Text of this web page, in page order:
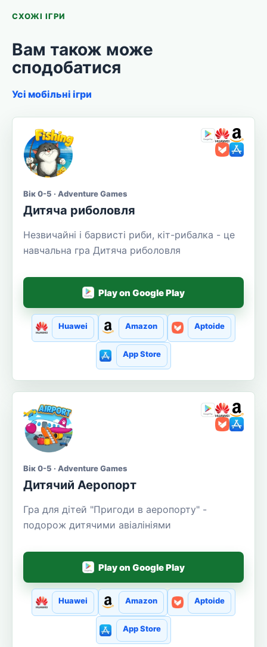
СХОЖІ ІГРИ
Вам також може
сподобатися
Усі мобільні ігри
Вік 0-5 · Adventure Games
Дитяча риболовля
Незвичайні і барвисті риби, кіт-рибалка - це
навчальна гра Дитяча риболовля
Play on Google Play
Huawei Amazon Aptoide
App Store
Вік 0-5 · Adventure Games
Дитячий Аеропорт
Гра для дітей "Пригоди в аеропорту" -
подорож дитячими авіалініями
Play on Google Play
Huawei Amazon Aptoide
App Store